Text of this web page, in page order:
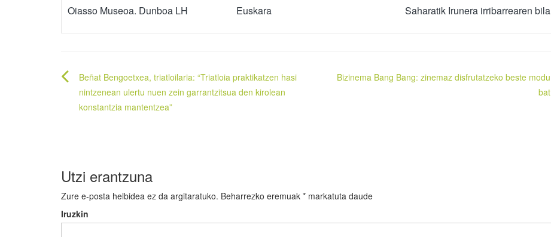
Oiasso Museoa. Dunboa LH Euskara Saharatik Irunera irribarrearen bila
Bidalketetan
zehar
nabigatu
Beñat Bengoetxea, triatloilaria: “Triatloia praktikatzen hasi
nintzenean ulertu nuen zein garrantzitsua den kirolean
konstantzia mantentzea”
Bizinema Bang Bang: zinemaz disfrutatzeko beste modu
bat
Utzi erantzuna
Zure e-posta helbidea ez da argitaratuko. Beharrezko eremuak * markatuta daude
Iruzkin